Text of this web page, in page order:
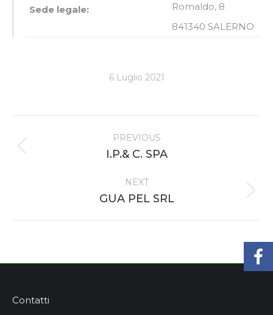
Sede legale:
Romaldo, 8
841340 SALERNO
6 Luglio 2021
navigation
PREVIOUS
Previous
I.P.& C. SPA
NEXT
Next
GUA PEL SRL
Contatti